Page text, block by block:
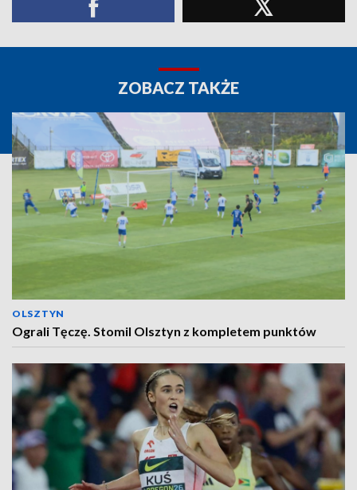
ZOBACZ TAKŻE
OLSZTYN
Ograli Tęczę. Stomil Olsztyn z kompletem punktów